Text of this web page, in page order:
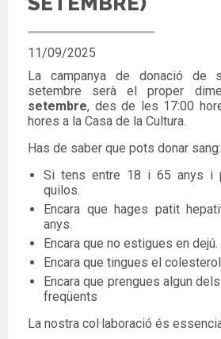
11/09/2025
La campanya de donació de
setembre serà el proper
setembre, des de les 17:00
hores a la Casa de la Cultura.
Has de saber que pots donar sang:
Si tens entre 18 i 65 anys i
quilos.
Encara que hages patit
anys.
Encara que no estigues en dejú.
Encara que tingues el
Encara que prengues algun
freqüents
La nostra col·laboració és